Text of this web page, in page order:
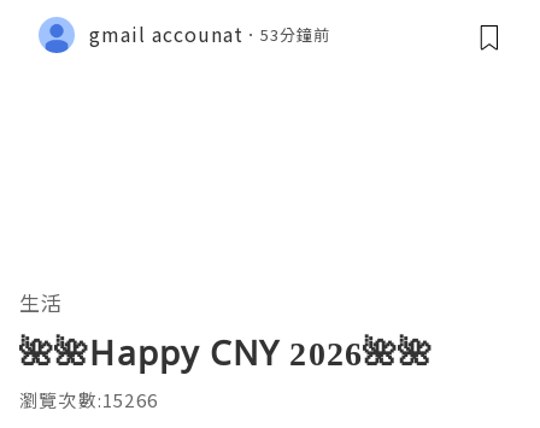
gmail accounat 53分鐘前
生活
🌺🌺Happy CNY 2026🌺🌺
瀏覽次數:15266